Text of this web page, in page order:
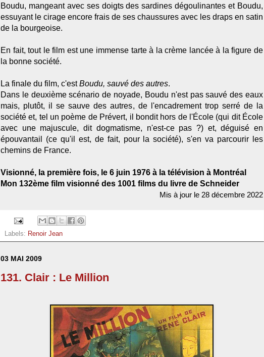
Boudu, mangeant avec ses doigts des sardines dégoulinantes et Boudu,
essuyant le cirage encore frais de ses chaussures avec les draps en satin
de la bourgeoise.
En fait, tout le film est une immense tarte à la crème lancée à la figure de
la bonne société.
La finale du film, c'estBoudu, sauvé des autres.
Dans le deuxième scénario de noyade, Boudu n'est pas sauvé des eaux
mais, plutôt, il se sauve des autres, de l'encadrement trop serré de la
société et, tel un poème de Prévert, il bondit hors de l'École (qui dit École
avec une majuscule, dit dogmatisme, n'est-ce pas ?) et, déguisé en
épouvantail (ce qu'il est, de fait, pour la société), s'en va parcourir les
chemins de France.
Visionné, la première fois, le 6 juin 1976 à la télévision à Montréal
Mon 132ème film visionné des 1001 films du livre de Schneider
Mis à jour le 28 décembre 2022
Labels: Renoir Jean
03 MAI 2009
131. Clair : Le Million